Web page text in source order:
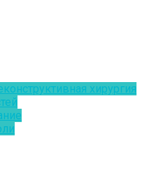
хирургия